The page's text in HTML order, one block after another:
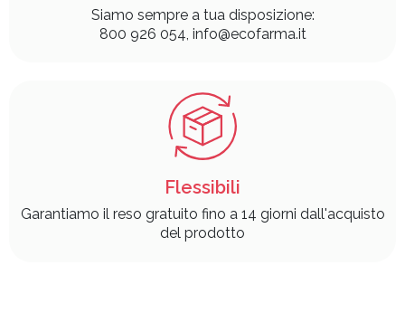
Siamo sempre a tua disposizione:
800 926 054, info@ecofarma.it
Flessibili
Garantiamo il reso gratuito fino a 14 giorni dall'acquisto
del prodotto